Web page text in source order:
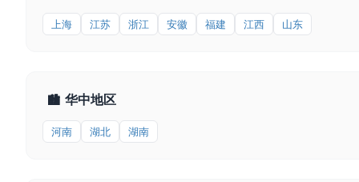
上海 江苏 浙江 安徽 福建 江西 山东
🏙 华中地区
河南 湖北 湖南